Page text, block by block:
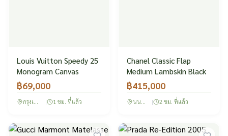
Louis Vuitton Speedy 25
Monogram Canvas
฿69,000
กรุงเทพฯ | 1 ชม. ที่แล้ว
Chanel Classic Flap
Medium Lambskin Black
฿415,000
นนทบุรี | 2 ชม. ที่แล้ว